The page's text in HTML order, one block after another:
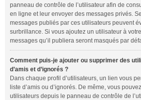
panneau de contrôle de l’utilisateur afin de
en ligne et leur envoyer des messages privés.
messages publiés par ces utilisateurs peuvent
surbrillance. Si vous ajoutez un utilisateur à
messages qu’il publiera seront masqués par
Comment puis-je ajouter ou supprimer des
d’amis et d’ignorés ?
Dans chaque profil d’utilisateurs, un lien vous
liste d’amis ou d’ignorés. De même, vous
utilisateurs depuis le panneau de contrôle de